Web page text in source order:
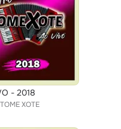
- 2018
XOTE